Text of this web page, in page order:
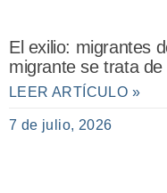
El exilio: migrantes
migrante se trata
LEER ARTÍCULO »
7 de julio, 2026